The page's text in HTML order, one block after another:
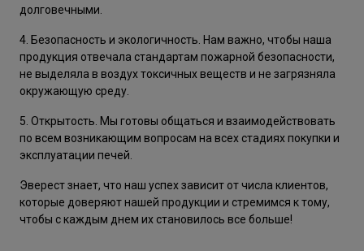
долговечными.
4. Безопасность и экологичность. Нам важно, чтобы наша
продукция отвечала стандартам пожарной безопасности,
не выделяла в воздух токсичных веществ и не загрязняла
окружающую среду.
5. Открытость. Мы готовы общаться и взаимодействовать
по всем возникающим вопросам на всех стадиях покупки и
эксплуатации печей.
Эверест знает, что наш успех зависит от числа клиентов,
которые доверяют нашей продукции и стремимся к тому,
чтобы с каждым днем их становилось все больше!